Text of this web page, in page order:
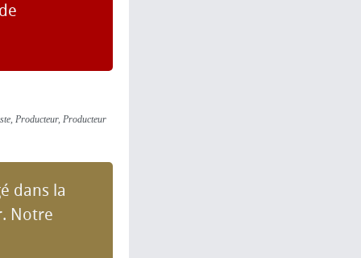
Producteur, Producteur
dans la
Notre